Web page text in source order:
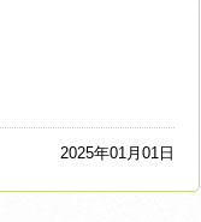
2025年01月01日